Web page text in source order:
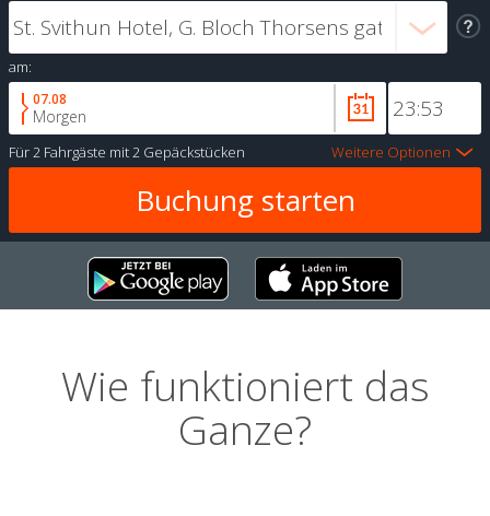
am:
07.08
Morgen
Für2 Fahrgäste mit2 Gepäckstücken Weitere Optionen
Wie funktioniert das
Ganze?